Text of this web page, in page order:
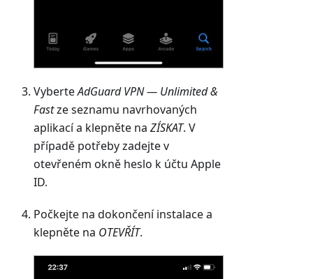
VyberteAdGuard VPN — Unlimited &
Fastze seznamu navrhovaných
aplikací a klepněte na ZÍSKAT. V
případě potřeby zadejte v
otevřeném okně heslo k účtu Apple
ID.
Počkejte na dokončení instalace a
klepněte na OTEVŘÍT.